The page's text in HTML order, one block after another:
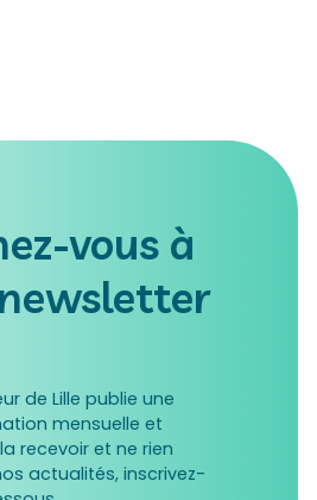
vous à
de Lille publie une
mensuelle et
recevoir et ne rien
actualités, inscrivez-